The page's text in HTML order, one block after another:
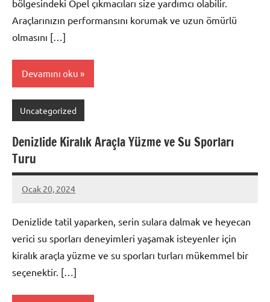
bölgesindeki Opel çıkmacıları size yardımcı olabilir.
Araçlarınızın performansını korumak ve uzun ömürlü
olmasını […]
Devamını oku
Uncategorized
Denizlide Kiralık Araçla Yüzme ve Su Sporları
Turu
Ocak 20, 2024
admin
Denizlide tatil yaparken, serin sulara dalmak ve heyecan
verici su sporları deneyimleri yaşamak isteyenler için
kiralık araçla yüzme ve su sporları turları mükemmel bir
seçenektir. […]